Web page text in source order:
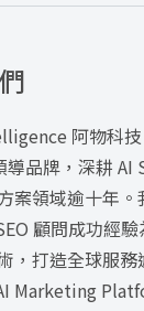
阿物科技
品牌，深耕 AI
案領域逾十年
顧問成功經驗
，打造全球服務
Marketing